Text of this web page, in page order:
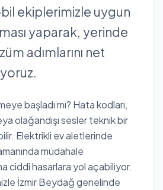
ekiplerimizle uygun
yaparak, yerinde
adımlarını net
başladı mı? Hata kodları,
olağandışı sesler teknik bir
Elektrikli ev aletlerinde
müdahale
ciddi hasarlara yol açabiliyor.
İzmir Beydağ genelinde